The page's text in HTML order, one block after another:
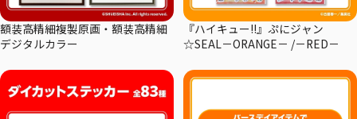
額装高精細複製原画・額装高精細
デジタルカラー
『ハイキュー!!』ぷにジャン
☆SEAL－ORANGE－ /－RED－